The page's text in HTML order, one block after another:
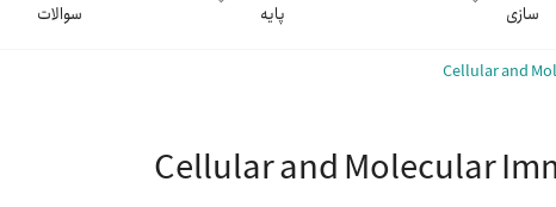
سازی
پایه
سوالات
Cellular and
Cellular and Molecular